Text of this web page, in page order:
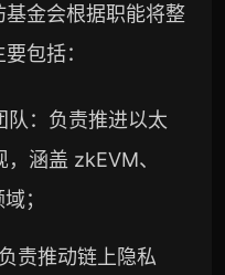
金会根据职能将整
包括：
：负责推进以太
涵盖 zkEVM、
；
责推动链上隐私